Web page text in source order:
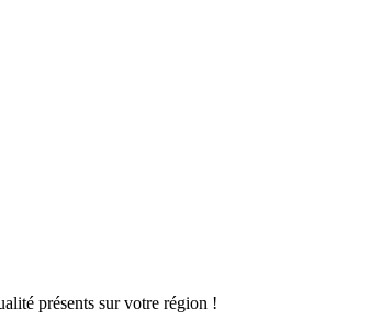
présents sur votre région !